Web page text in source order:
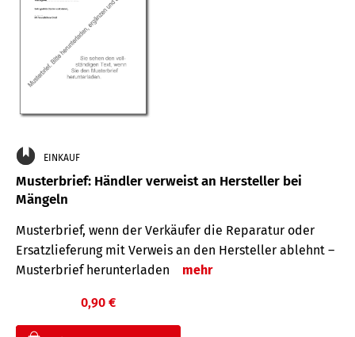
EINKAUF
Musterbrief: Händler verweist an Hersteller bei
Mängeln
Musterbrief, wenn der Verkäufer die Reparatur oder
Ersatzlieferung mit Verweis an den Hersteller ablehnt –
Musterbrief herunterladen
mehr
0,90 €